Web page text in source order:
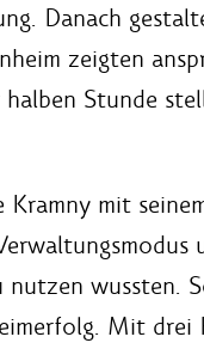
Danach
zeigten
Stunde
mit
wussten.
Mit drei